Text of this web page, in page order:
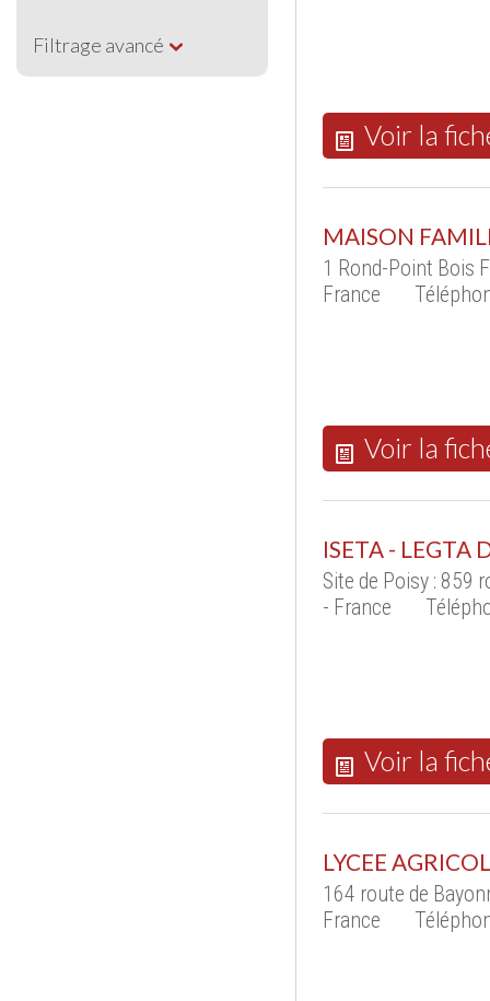
Filtrage avancé
Voir la
MAISON
1 Rond-Point Bois
France
Voir la
ISETA - LEGTA
Site de Poisy : 859
- France
Voir la
LYCEE
164 route de
France